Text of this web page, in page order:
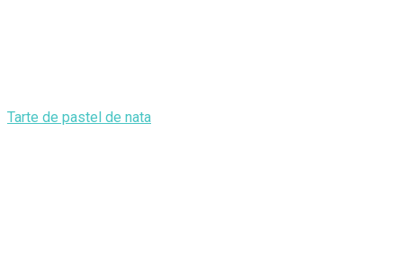
Tarte de pastel de nata